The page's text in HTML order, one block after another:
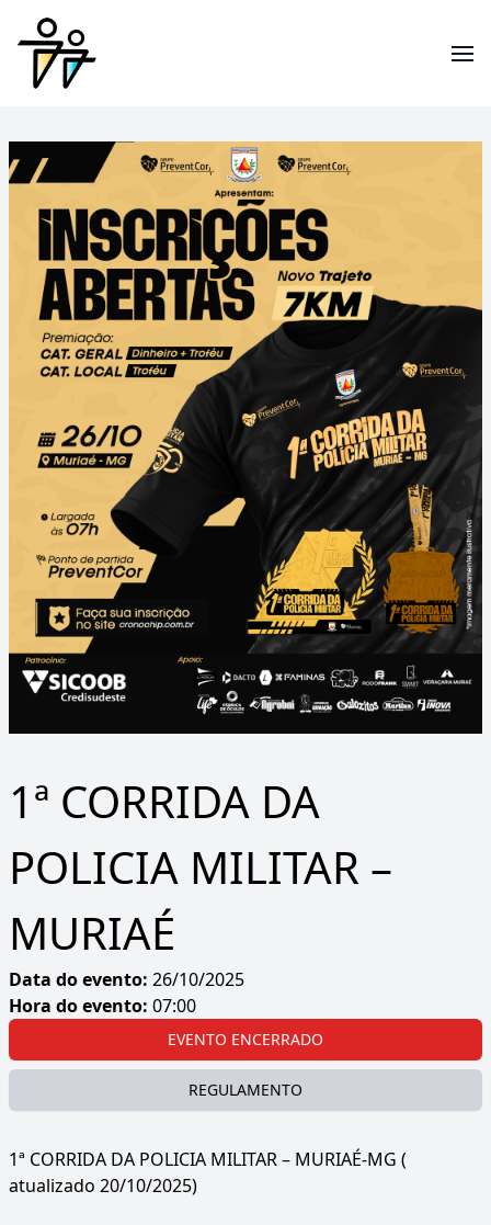
1ª CORRIDA DA
POLICIA MILITAR –
MURIAÉ
Data do evento: 26/10/2025
Hora do evento: 07:00
EVENTO ENCERRADO
REGULAMENTO
1ª CORRIDA DA POLICIA MILITAR – MURIAÉ-MG (
atualizado 20/10/2025)